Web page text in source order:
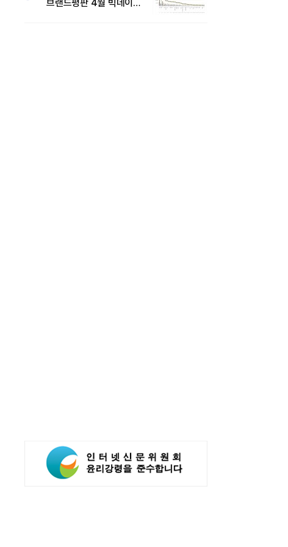
브랜드평판 4월 빅데이터